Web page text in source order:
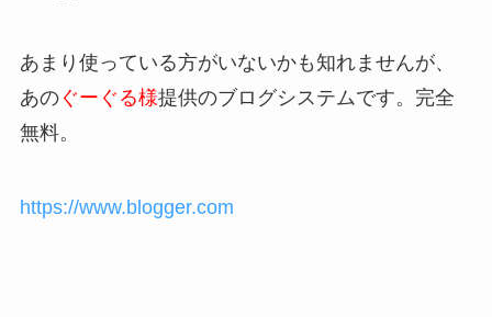
あまり使っている方がいないかも知れませんが、
あのぐーぐる様提供のブログシステムです。完全
無料。
https://www.blogger.com